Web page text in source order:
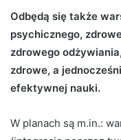
Odbędą się także
psychicznego,
zdrowego
zdrowe, a
efektywnej nauki.
W planach są m.in.: